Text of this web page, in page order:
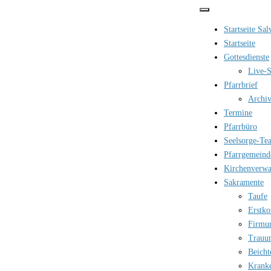
Startseite
Startseite
Gottesdienste
Live-
Pfarrbrief
Termine
Pfarrbüro
Seelsorge-
Sakramente
Taufe